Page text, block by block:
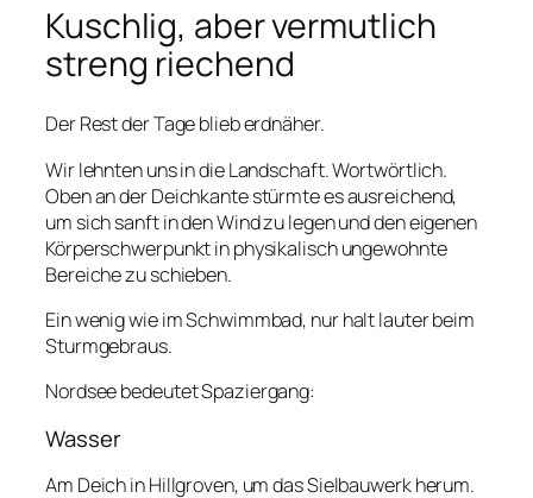
Kuschlig, aber vermutlich
streng riechend
Der Rest der Tage blieb erdnäher.
Wir lehnten uns in die Landschaft. Wortwörtlich.
Oben an der Deichkante stürmte es ausreichend,
um sich sanft in den Wind zu legen und den eigenen
Körperschwerpunkt in physikalisch ungewohnte
Bereiche zu schieben.
Ein wenig wie im Schwimmbad, nur halt lauter beim
Sturmgebraus.
Nordsee bedeutet Spaziergang:
Wasser
Am Deich in Hillgroven, um das Sielbauwerk herum.